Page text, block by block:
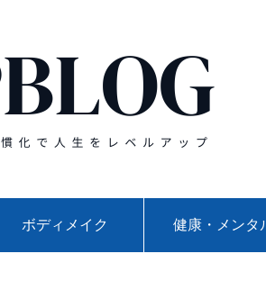
ボディメイク 健康・メンタ